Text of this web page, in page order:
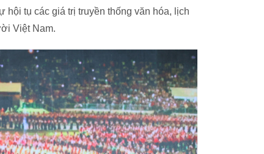
hội tụ các giá trị truyền thống văn hóa, lịch
Việt Nam.